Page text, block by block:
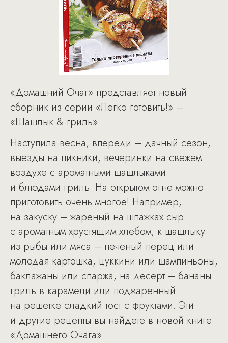
«Домашний Очаг» представляет новый
сборник из серии «Легко готовить!» –
«Шашлык & гриль».
Наступила весна, впереди – дачный сезон,
выезды на пикники, вечеринки на свежем
воздухе с ароматными шашлыками
и блюдами гриль. На открытом огне можно
приготовить очень многое! Например,
на закуску – жареный на шпажках сыр
с ароматным хрустящим хлебом, к шашлыку
из рыбы или мяса – печеный перец или
молодая картошка, цуккини или шампиньоны,
баклажаны или спаржа, на десерт – бананы
гриль в карамели или поджаренный
на решетке сладкий тост с фруктами. Эти
и другие рецепты вы найдете в новой книге
«Домашнего Очага».